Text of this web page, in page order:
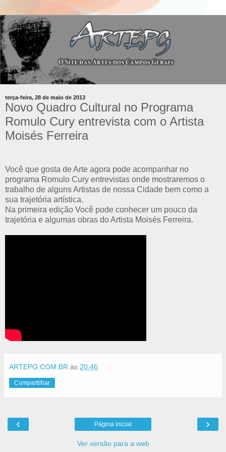
terça-feira, 28 de maio de 2013
Novo Quadro Cultural no Programa
Romulo Cury entrevista com o Artista
Moisés Ferreira
Você que gosta de Arte agora pode acompanhar no
programa Romulo Cury entrevistas onde mostraremos o
trabalho de alguns Artistas de nossa Cidade bem como a
sua trajetória artística.
Na primeira edição Você pode conhecer um pouco da
trajetória e algumas obras do Artista Moisés Ferreira.
ARTEPG.COM.BR às 20:46
Compartilhar
‹ ›
Página inicial
Ver versão para a web